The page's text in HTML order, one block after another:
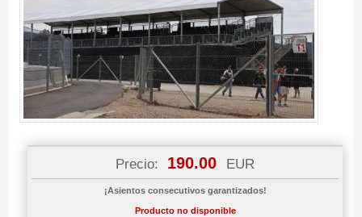
Precio: 190.00 EUR
¡Asientos consecutivos garantizados!
Producto no disponible